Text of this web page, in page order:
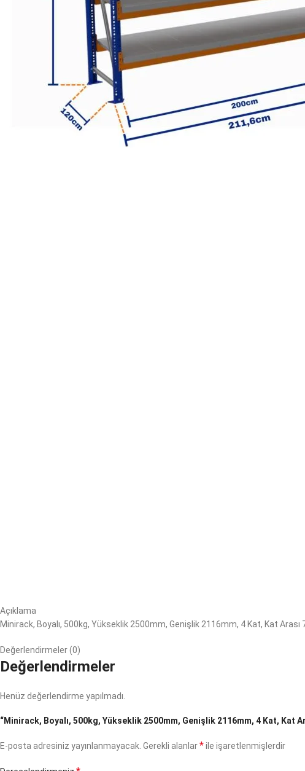
Açıklama
Minirack, Boyalı, 500kg, Yükseklik 2500mm, Genişlik 2116mm, 4 Kat, Kat
Değerlendirmeler (0)
Değerlendirmeler
Henüz değerlendirme yapılmadı.
“Minirack, Boyalı, 500kg, Yükseklik 2500mm, Genişlik 2116mm, 4 Kat, Kat
E-posta adresiniz yayınlanmayacak. Gerekli alanlar*ile işaretlenmişlerdir